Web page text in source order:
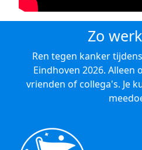
Zo
Ren tegen kanker
Eindhoven 2026. Alleen
vrienden of collega's. Je